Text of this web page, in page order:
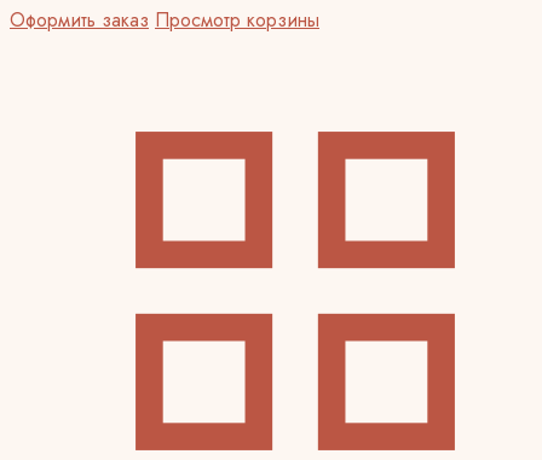
Оформить заказ Просмотр корзины